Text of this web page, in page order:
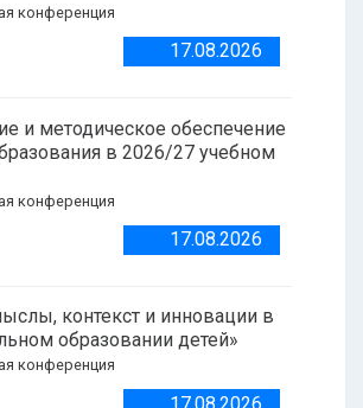
конференция
17.08.2026
и методическое обеспечение
в 2026/27 учебном
конференция
17.08.2026
контекст и инновации в
образовании детей»
конференция